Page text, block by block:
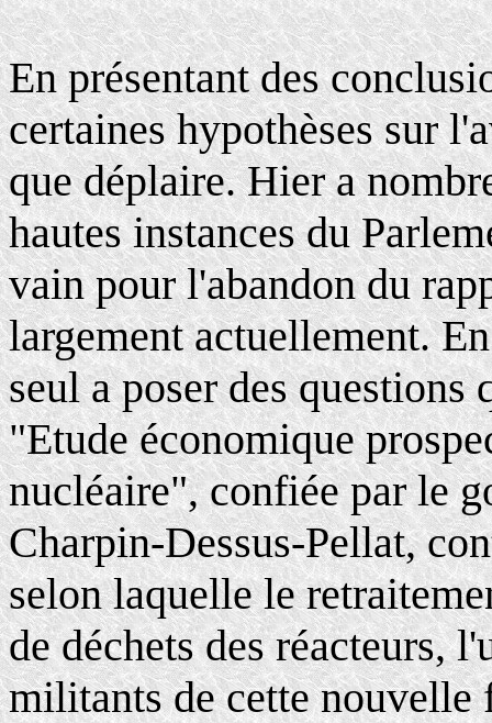
En présentant des
certaines hypothèses sur
que déplaire. Hier a
hautes instances du
vain pour l'abandon du
largement actuellement.
seul a poser des
"Etude économique
nucléaire", confiée par le
Charpin-Dessus-Pellat,
selon laquelle le
de déchets des réacteurs,
militants de cette nouvelle